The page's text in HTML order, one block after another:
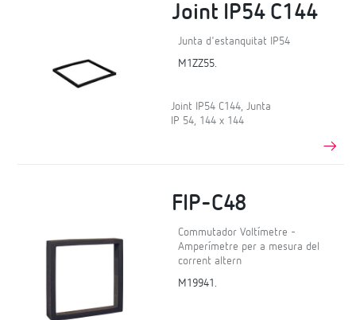
Joint IP54 C144
Junta d'estanquitat IP54
M1ZZ55.
Joint IP54 C144, Junta
IP 54, 144 x 144
FIP-C48
Commutador Voltímetre -
Amperímetre per a mesura del
corrent altern
M19941.